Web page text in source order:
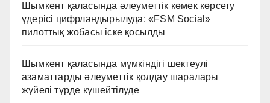
Шымкент қаласында әлеуметтік көмек көрсету
үдерісі цифрландырылуда: «FSM Social»
пилоттық жобасы іске қосылды
Шымкент қаласында мүмкіндігі шектеулі
азаматтарды әлеуметтік қолдау шаралары
жүйелі түрде күшейтілуде